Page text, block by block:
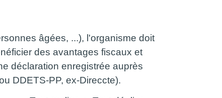
âgées, ...), l'organisme doit
des avantages fiscaux et
déclaration enregistrée auprès
DDETS-PP, ex-Direccte).